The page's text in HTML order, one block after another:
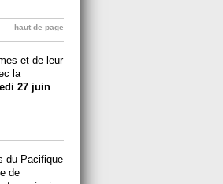
haut de page
et de leur
la
27 juin
du Pacifique
de